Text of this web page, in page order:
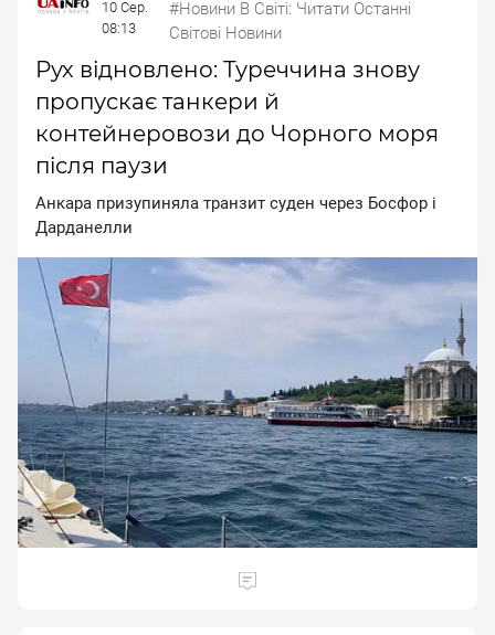
10 Сер.
08:13
#Новини В Світі: Читати Останні
Світові Новини
Рух відновлено: Туреччина знову
пропускає танкери й
контейнеровози до Чорного моря
після паузи
Aнкapa пpизупинялa тpaнзит cудeн чepeз Бocфop i
Дapдaнeлли